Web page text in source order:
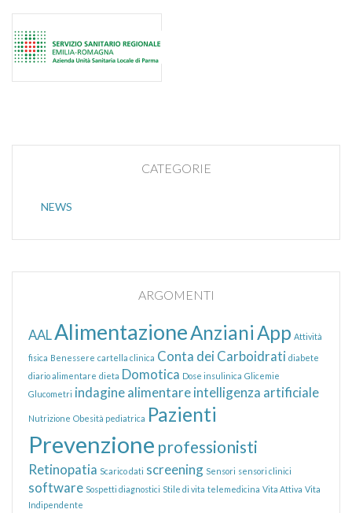
CATEGORIE
NEWS
ARGOMENTI
AALAlimentazioneAnzianiApp Attività
fisica Benessere cartella clinica Conta dei Carboidrati diabete
diario alimentare dieta Domotica Dose insulinica Glicemie
Glucometri indagine alimentareintelligenza artificiale
Nutrizione Obesità pediatrica Pazienti
Prevenzione professionisti
Retinopatia Scarico dati screening Sensori sensori clinici
software Sospetti diagnostici Stile di vita telemedicina Vita Attiva Vita
Indipendente